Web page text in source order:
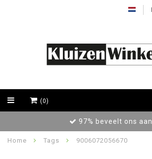
(0)
97% beveelt ons aan
Home Tags 9006072056670